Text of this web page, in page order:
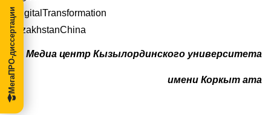
#DigitalTransformation
KazakhstanChina
Медиа центр Кызылординского университета
имени Коркыт ата
МегаПРО-диссертации